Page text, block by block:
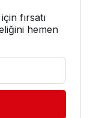
fırsatı
hemen